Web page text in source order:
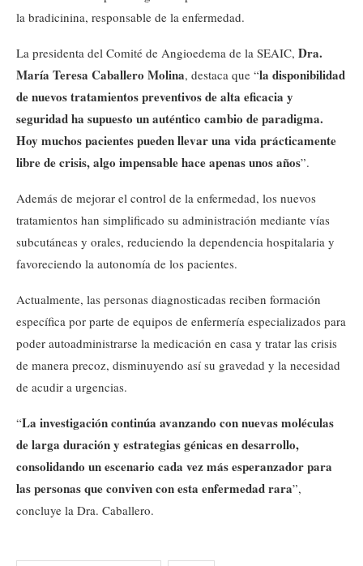
la bradicinina, responsable de la enfermedad.
La presidenta del Comité de Angioedema de la SEAIC, Dra.
María Teresa Caballero Molina, destaca que “la disponibilidad
de nuevos tratamientos preventivos de alta eficacia y
seguridad ha supuesto un auténtico cambio de paradigma.
Hoy muchos pacientes pueden llevar una vida prácticamente
libre de crisis, algo impensable hace apenas unos años”.
Además de mejorar el control de la enfermedad, los nuevos
tratamientos han simplificado su administración mediante vías
subcutáneas y orales, reduciendo la dependencia hospitalaria y
favoreciendo la autonomía de los pacientes.
Actualmente, las personas diagnosticadas reciben formación
específica por parte de equipos de enfermería especializados para
poder autoadministrarse la medicación en casa y tratar las crisis
de manera precoz, disminuyendo así su gravedad y la necesidad
de acudir a urgencias.
“La investigación continúa avanzando con nuevas moléculas
de larga duración y estrategias génicas en desarrollo,
consolidando un escenario cada vez más esperanzador para
las personas que conviven con esta enfermedad rara”,
concluye la Dra. Caballero.